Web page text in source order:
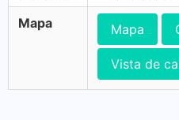
Mapa Mapa
Vista de